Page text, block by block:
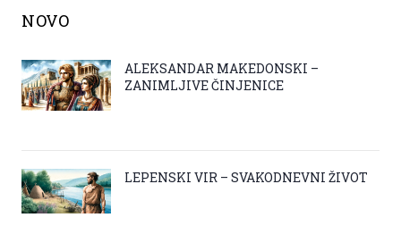
NOVO
ALEKSANDAR MAKEDONSKI –
ZANIMLJIVE ČINJENICE
LEPENSKI VIR – SVAKODNEVNI ŽIVOT